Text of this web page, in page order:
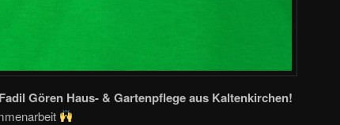
Gören Haus- & Gartenpflege aus Kaltenkirchen!